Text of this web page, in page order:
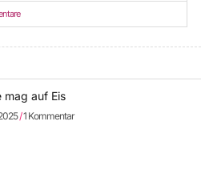
mag auf Eis
1 Kommentar